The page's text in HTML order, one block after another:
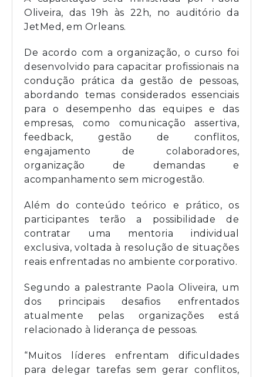
Oliveira, das 19h às 22h, no auditório da
JetMed, em Orleans.
De acordo com a organização, o curso foi
desenvolvido para capacitar profissionais na
condução prática da gestão de pessoas,
abordando temas considerados essenciais
para o desempenho das equipes e das
empresas, como comunicação assertiva,
feedback, gestão de conflitos,
engajamento de colaboradores,
organização de demandas e
acompanhamento sem microgestão.
Além do conteúdo teórico e prático, os
participantes terão a possibilidade de
contratar uma mentoria individual
exclusiva, voltada à resolução de situações
reais enfrentadas no ambiente corporativo.
Segundo a palestrante Paola Oliveira, um
dos principais desafios enfrentados
atualmente pelas organizações está
relacionado à liderança de pessoas.
“Muitos líderes enfrentam dificuldades
para delegar tarefas sem gerar conflitos,